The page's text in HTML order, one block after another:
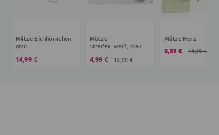
Mütze Eichhörnchen
grau
14,99 €
Mütze
Streifen, weiß, grau
4,99 € 13,99 €
Mütze Herz
8,99 € 14,99 €